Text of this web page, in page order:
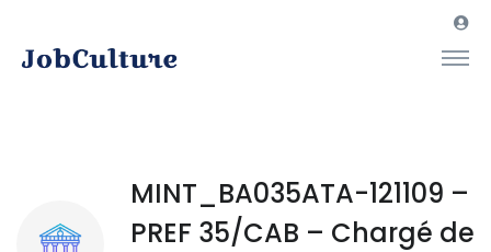
MINT_BA035ATA-121109 –
PREF 35/CAB – Chargé de